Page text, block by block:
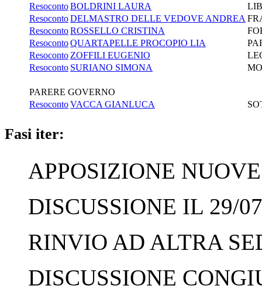
ResocontoBOLDRINI LAURA
ResocontoDELMASTRO DELLE VEDOVE ANDREA
ResocontoROSSELLO CRISTINA
ResocontoQUARTAPELLE PROCOPIO LIA
Resoconto ZOFFILI EUGENIO
Resoconto SURIANO SIMONA
PARERE GOVERNO
ResocontoVACCA GIANLUCA
Fasi iter:
APPOSIZIONE
DISCUSSIONE IL 29/
RINVIO AD ALTRA
DISCUSSIONE